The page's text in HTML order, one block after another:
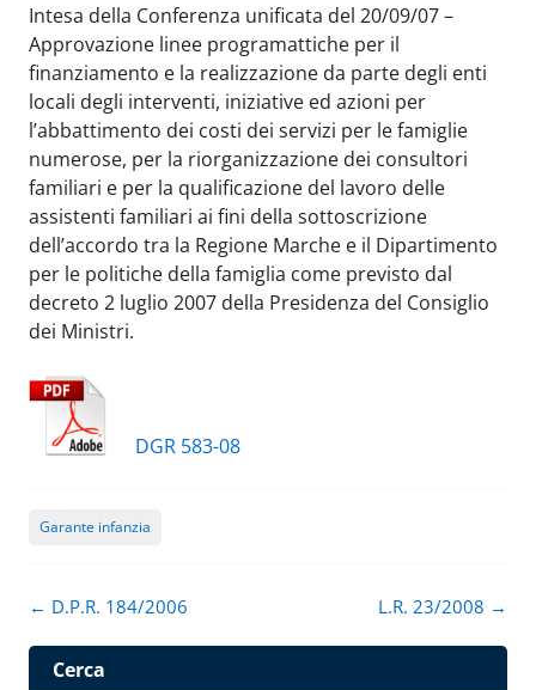
Intesa della Conferenza unificata del 20/09/07 –
Approvazione linee programattiche per il
finanziamento e la realizzazione da parte degli enti
locali degli interventi, iniziative ed azioni per
l’abbattimento dei costi dei servizi per le famiglie
numerose, per la riorganizzazione dei consultori
familiari e per la qualificazione del lavoro delle
assistenti familiari ai fini della sottoscrizione
dell’accordo tra la Regione Marche e il Dipartimento
per le politiche della famiglia come previsto dal
decreto 2 luglio 2007 della Presidenza del Consiglio
dei Ministri.
DGR 583-08
Garante infanzia
Navigazione
← D.P.R. 184/2006 L.R. 23/2008 →
Cerca